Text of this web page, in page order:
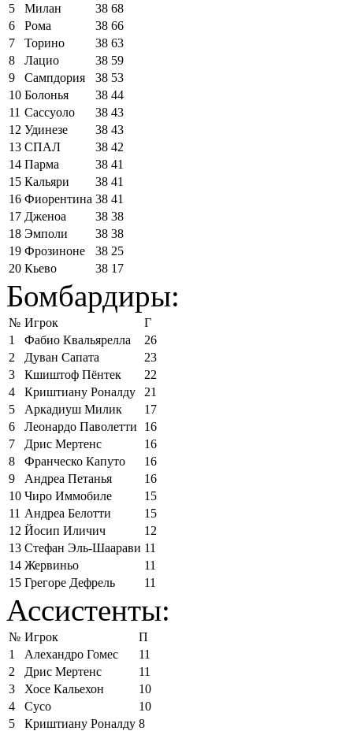
5
Милан 38 68
6
Рома 38 66
7
Торино 38 63
8
Лацио 38 59
9
Сампдория 38 53
10 Болонья 38 44
11 Сассуоло 38 43
12 Удинезе 38 43
13 СПАЛ 38 42
14 Парма 38 41
15 Кальяри 38 41
16 Фиорентина 38 41
17 Дженоа 38 38
18 Эмполи 38 38
19 Фрозиноне 38 25
20 Кьево 38 17
Бомбардиры:
№ Игрок
Г
1
Фабио Квальярелла
26
2
Дуван Сапата
23
3
Кшиштоф Пёнтек
22
4
Криштиану Роналду
21
5
Аркадиуш Милик
17
6
Леонардо Паволетти
16
7
Дрис Мертенс
16
8
Франческо Капуто
16
9
Андреа Петанья
16
10 Чиро Иммобиле
15
11 Андреа Белотти
15
12 Йосип Иличич
12
13 Стефан Эль-Шаарави 11
14 Жервиньо
11
15 Грегоре Дефрель 11
Ассистенты:
№ Игрок
П
1
Алехандро Гомес
11
2
Дрис Мертенс
11
3
Хосе Кальехон
10
4
Сусо
10
5
Криштиану Роналду 8